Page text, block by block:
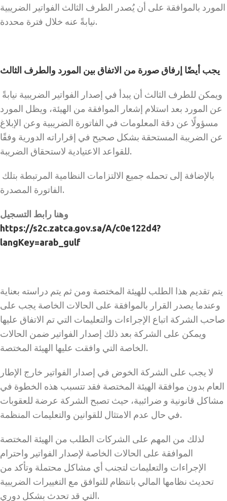
المورد بالموافقة على أن يُصدر الطرف الثالث الفواتير الضريبية
نيابةً عنه خلال فترة محددة.
يجب أيضًا إرفاق صورة من الاتفاق بين المورد والطرف الثالث
عن المورد بعد استلام إشعار الموافقة من الهيئة، ويظل المورد
مسؤولًا عن دقة المعلومات في الفاتورة الضريبية وعن الإبلاغ
عن الضريبة المستحقة بشكل صحيح في إقراراته الدورية وفقًا
للقواعد الاعتيادية لاستحقاق الضريبة.
الفاتورة المصدرة.
https://s2c.zatca.gov.sa/A/c0e122d4?
langKey=arab_gulf
يتم تقديم هذا الطلب للهيئة المختصة ومن ثم يتم دراسته بعناية
وعندما يصدر القرار بالموافقة على الحالات الخاصة يجب على
صاحب الشركة اتباع الإجراءات والتعليمات التي تم الاتفاق عليها
ويمكن على الشركة بعد ذلك إصدار الفواتير ضمن الحالات
الخاصة التي وافقت عليها الهيئة المختصة.
لا يجب على الشركة الخوض في إصدار الفواتير خارج الإطار
العام بدون موافقة الهيئة المختصة فقد تتسبب هذه الخطوة في
مشاكل قانونية و ضرائبية، حيث تصبح الشركة عرضة للعقوبات
في حال عدم الامتثال للقوانين والتعليمات المنظمة.
لذلك من المهم على الشركات الطلب من الهيئة المختصة
الموافقة على الحالات الخاصة لإصدار الفواتير واحترام
الإجراءات والتعليمات لتجنب أي مشاكل محتملة وتأكد من
تحديث نظامها المالي بانتظام للتوافق مع التغييرات الضريبية
التي قد تحدث بشكل دوري.